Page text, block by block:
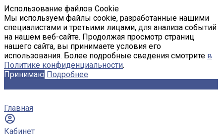
Использование файлов Cookie
Мы используем файлы cookie, разработанные нашими
специалистами и третьими лицами, для анализа событий
на нашем веб-сайте. Продолжая просмотр страниц
нашего сайта, вы принимаете условия его
использования. Более подробные сведения смотрите в
Политике конфиденциальности.
Принимаю Подробнее
Главная
Кабинет